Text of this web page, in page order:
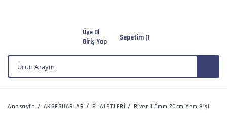
Üye Ol
Giriş Yap
Sepetim ()
Anasayfa AKSESUARLAR EL ALETLERİ River 1.0mm 20cm Yem Şişi